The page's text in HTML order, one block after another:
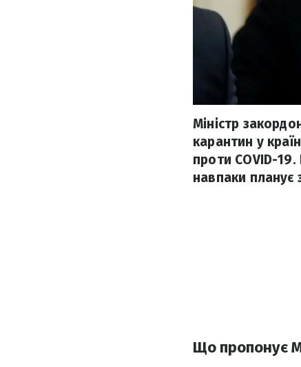
Міністр
карантин у
проти COVID-
навпаки
Що пропонує